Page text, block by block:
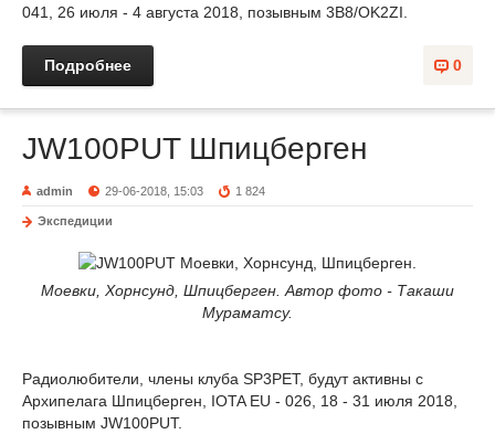
041, 26 июля - 4 августа 2018, позывным 3B8/OK2ZI.
0
Подробнее
JW100PUT Шпицберген
admin 29-06-2018, 15:03 1 824
Экспедиции
Моевки, Хорнсунд, Шпицберген. Автор фото - Такаши
Мураматсу.
Радиолюбители, члены клуба SP3PET, будут активны с
Архипелага Шпицберген, IOTA EU - 026, 18 - 31 июля 2018,
позывным JW100PUT.